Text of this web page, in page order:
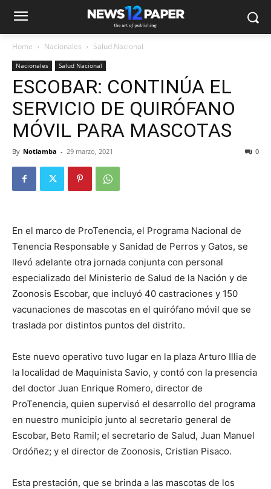
Home Nacionales Salud Nacional
Nacionales Salud Nacional
ESCOBAR: CONTINÚA EL
SERVICIO DE QUIRÓFANO
MÓVIL PARA MASCOTAS
By Notiamba - 29 marzo, 2021 0
En el marco de ProTenencia, el Programa Nacional de
Tenencia Responsable y Sanidad de Perros y Gatos, se
llevó adelante otra jornada conjunta con personal
especializado del Ministerio de Salud de la Nación y de
Zoonosis Escobar, que incluyó 40 castraciones y 150
vacunaciones de mascotas en el quirófano móvil que se
traslada por distintos puntos del distrito.
Este nuevo operativo tuvo lugar en la plaza Arturo Illia de
la localidad de Maquinista Savio, y contó con la presencia
del doctor Juan Enrique Romero, director de
ProTenencia, quien supervisó el desarrollo del programa
en nuestro municipio junto al secretario general de
Escobar, Beto Ramil; el secretario de Salud, Juan Manuel
Ordóñez; y el director de Zoonosis, Cristian Pisaco.
Esta prestación, que se brinda a las mascotas de los